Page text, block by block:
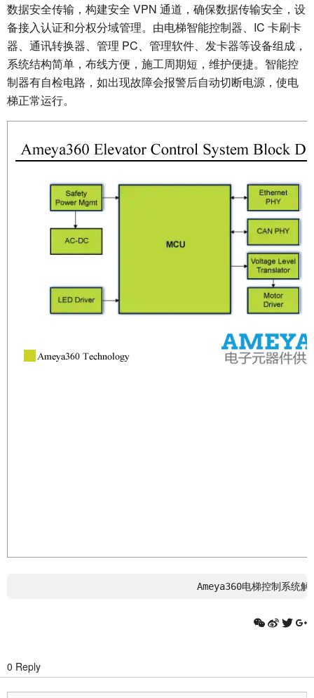
数据安全传输，构建安全 VPN 通道，确保数据传输安全，设
备接入认证和分权分域管理。由电梯智能控制器、IC 卡刷卡
器、通讯转换器、管理 PC、管理软件、发卡器等设备组成，
系统结构简单，布线方便，施工周期短，维护便捷。智能控
制器有自检电路，如出现故障会报警后自动切断电源，使电
梯正常运行。
0 Reply